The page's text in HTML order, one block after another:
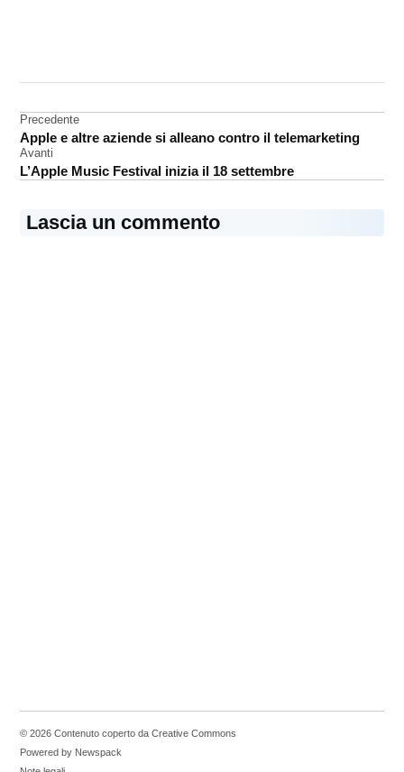
Navigazione
articoli
Precedente
Apple e altre aziende si alleano contro il telemarketing
Avanti
L’Apple Music Festival inizia il 18 settembre
Lascia un commento
© 2026 Contenuto coperto da Creative Commons
Powered by Newspack